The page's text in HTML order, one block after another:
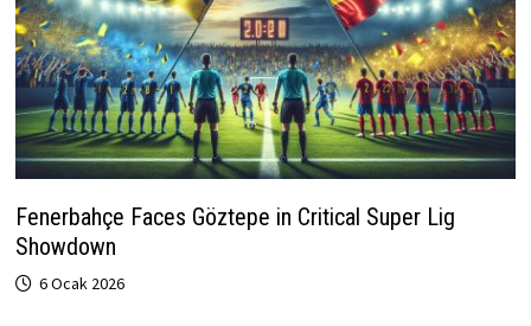
Fenerbahçe Faces Göztepe in Critical Super Lig
Showdown
6 Ocak 2026